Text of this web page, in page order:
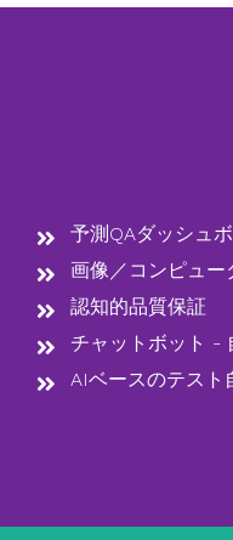
予測QAダッシュ
画像／コンピュー
認知的品質保証
チャットボット -
AIベースのテス